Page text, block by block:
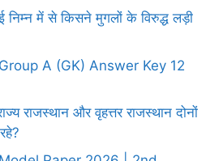
निम्न में से किसने मुगलों के विरुद्ध लड़ी
A (GK) Answer Key 12
राजस्थान और वृहत्तर राजस्थान दोनों